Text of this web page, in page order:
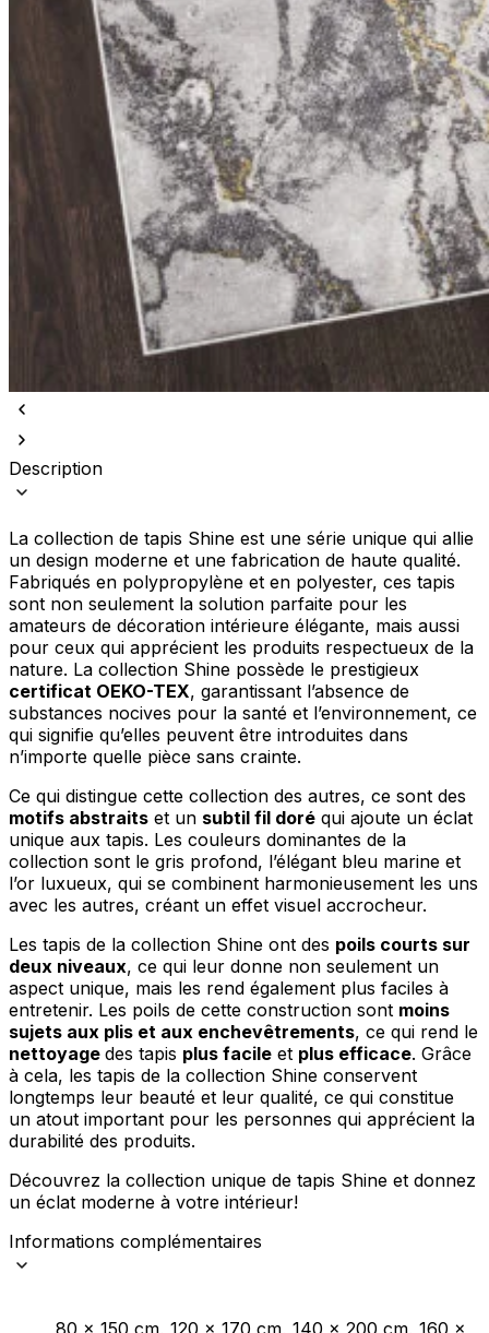
Description
La collection de tapis Shine est une série unique qui allie
un design moderne et une fabrication de haute qualité.
Fabriqués en polypropylène et en polyester, ces tapis
sont non seulement la solution parfaite pour les
amateurs de décoration intérieure élégante, mais aussi
pour ceux qui apprécient les produits respectueux de la
nature. La collection Shine possède le prestigieux
certificat OEKO-TEX, garantissant l’absence de
substances nocives pour la santé et l’environnement, ce
qui signifie qu’elles peuvent être introduites dans
n’importe quelle pièce sans crainte.
Ce qui distingue cette collection des autres, ce sont des
motifs abstraits et un subtil fil doré qui ajoute un éclat
unique aux tapis. Les couleurs dominantes de la
collection sont le gris profond, l’élégant bleu marine et
l’or luxueux, qui se combinent harmonieusement les uns
avec les autres, créant un effet visuel accrocheur.
Les tapis de la collection Shine ont des poils courts sur
deux niveaux, ce qui leur donne non seulement un
aspect unique, mais les rend également plus faciles à
entretenir. Les poils de cette construction sont moins
sujets aux plis et aux enchevêtrements, ce qui rend le
nettoyage des tapis plus facile et plus efficace. Grâce
à cela, les tapis de la collection Shine conservent
longtemps leur beauté et leur qualité, ce qui constitue
un atout important pour les personnes qui apprécient la
durabilité des produits.
Découvrez la collection unique de tapis Shine et donnez
un éclat moderne à votre intérieur!
Informations complémentaires
80 x 150 cm, 120 x 170 cm, 140 x 200 cm, 160 x